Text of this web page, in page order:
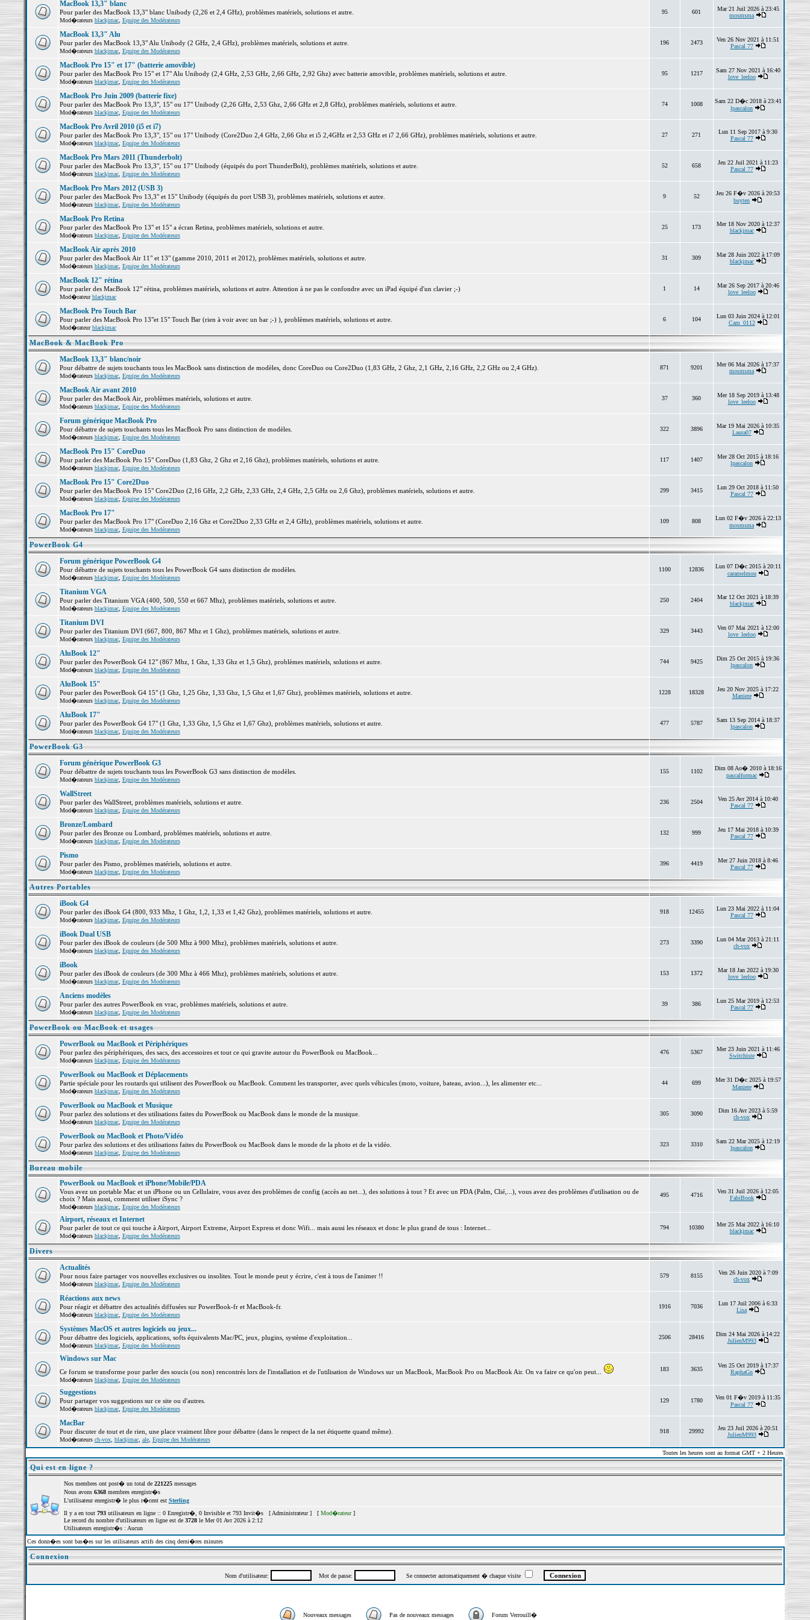
MacBook 13,3" blanc
Pour parler des MacBook 13,3" blanc Unibody (2,26 et 2,4 GHz), problèmes matériels, solutions et autre.
Mod�rateurs blackjmac, Equipe des Modérateurs
95 601
Mar 21 Juil 2026 à 23:45
mosmsma
MacBook 13,3" Alu
Pour parler des MacBook 13,3" Alu Unibody (2 GHz, 2,4 GHz), problèmes matériels, solutions et autre.
Mod�rateurs blackjmac, Equipe des Modérateurs
196 2473
Ven 26 Nov 2021 à 11:51
Pascal 77
MacBook Pro 15" et 17" (batterie amovible)
Pour parler des MacBook Pro 15" et 17" Alu Unibody (2,4 GHz, 2,53 GHz, 2,66 GHz, 2,92 Ghz) avec batterie amovible, problèmes matériels, solutions et autre.
Mod�rateurs blackjmac, Equipe des Modérateurs
95 1217
Sam 27 Nov 2021 à 16:40
love_leeloo
MacBook Pro Juin 2009 (batterie fixe)
Pour parler des MacBook Pro 13,3", 15" ou 17" Unibody (2,26 GHz, 2,53 Ghz, 2,66 GHz et 2,8 GHz), problèmes matériels, solutions et autre.
Mod�rateurs blackjmac, Equipe des Modérateurs
74 1008
Sam 22 D�c 2018 à 23:41
lpascalon
MacBook Pro Avril 2010 (i5 et i7)
Pour parler des MacBook Pro 13,3", 15" ou 17" Unibody (Core2Duo 2,4 GHz, 2,66 Ghz et i5 2,4GHz et 2,53 GHz et i7 2,66 GHz), problèmes matériels, solutions et autre.
Mod�rateurs blackjmac, Equipe des Modérateurs
27 271
Lun 11 Sep 2017 à 9:30
Pascal 77
MacBook Pro Mars 2011 (Thunderbolt)
Pour parler des MacBook Pro 13,3", 15" ou 17" Unibody (équipés du port ThunderBolt), problèmes matériels, solutions et autre.
Mod�rateurs blackjmac, Equipe des Modérateurs
52 658
Jeu 22 Juil 2021 à 11:23
Pascal 77
MacBook Pro Mars 2012 (USB 3)
Pour parler des MacBook Pro 13,3" et 15" Unibody (équipés du port USB 3), problèmes matériels, solutions et autre.
Mod�rateurs blackjmac, Equipe des Modérateurs
9 52
Jeu 26 F�v 2026 à 20:53
buyten
MacBook Pro Retina
Pour parler des MacBook Pro 13" et 15" a écran Retina, problèmes matériels, solutions et autre.
Mod�rateurs blackjmac, Equipe des Modérateurs
25 173
Mer 18 Nov 2020 à 12:37
blackjmac
MacBook Air après 2010
Pour parler des MacBook Air 11" et 13" (gamme 2010, 2011 et 2012), problèmes matériels, solutions et autre.
Mod�rateurs blackjmac, Equipe des Modérateurs
31 309
Mar 28 Juin 2022 à 17:09
blackjmac
MacBook 12" rétina
Pour parler des MacBook 12" rétina, problèmes matériels, solutions et autre. Attention à ne pas le confondre avec un iPad équipé d'un clavier ;-)
Mod�rateurblackjmac
1 14
Mar 26 Sep 2017 à 20:46
love_leeloo
MacBook Pro Touch Bar
Pour parler des MacBook Pro 13"et 15" Touch Bar (rien à voir avec un bar ;-) ), problèmes matériels, solutions et autre.
Mod�rateurblackjmac
6 104
Lun 03 Juin 2024 à 12:01
Cam_0112
MacBook & MacBook Pro
MacBook 13,3" blanc/noir
Pour débattre de sujets touchants tous les MacBook sans distinction de modèles, donc CoreDuo ou Core2Duo (1,83 GHz, 2 Ghz, 2,1 GHz, 2,16 GHz, 2,2 GHz ou 2,4 GHz).
Mod�rateurs blackjmac, Equipe des Modérateurs
871 9201
Mer 06 Mai 2026 à 17:37
mosmsma
MacBook Air avant 2010
Pour parler des MacBook Air, problèmes matériels, solutions et autre.
Mod�rateurs blackjmac, Equipe des Modérateurs
37 360
Mer 18 Sep 2019 à 13:48
love_leeloo
Forum générique MacBook Pro
Pour débattre de sujets touchants tous les MacBook Pro sans distinction de modèles.
Mod�rateurs blackjmac, Equipe des Modérateurs
322 3896
Mar 19 Mai 2026 à 10:35
Laura07
MacBook Pro 15" CoreDuo
Pour parler des MacBook Pro 15" CoreDuo (1,83 Ghz, 2 Ghz et 2,16 Ghz), problèmes matériels, solutions et autre.
Mod�rateurs blackjmac, Equipe des Modérateurs
117 1407
Mer 28 Oct 2015 à 18:16
lpascalon
MacBook Pro 15" Core2Duo
Pour parler des MacBook Pro 15" Core2Duo (2,16 GHz, 2,2 GHz, 2,33 GHz, 2,4 GHz, 2,5 GHz ou 2,6 Ghz), problèmes matériels, solutions et autre.
Mod�rateurs blackjmac, Equipe des Modérateurs
299 3415
Lun 29 Oct 2018 à 11:50
Pascal 77
MacBook Pro 17"
Pour parler des MacBook Pro 17" (CoreDuo 2,16 Ghz et Core2Duo 2,33 GHz et 2,4 GHz), problèmes matériels, solutions et autre.
Mod�rateurs blackjmac, Equipe des Modérateurs
109 808
Lun 02 F�v 2026 à 22:13
mosmsma
PowerBook G4
Forum générique PowerBook G4
Pour débattre de sujets touchants tous les PowerBook G4 sans distinction de modèles.
Mod�rateurs blackjmac, Equipe des Modérateurs
1100 12836
Lun 07 D�c 2015 à 20:11
caramelmou
Titanium VGA
Pour parler des Titanium VGA (400, 500, 550 et 667 Mhz), problèmes matériels, solutions et autre.
Mod�rateurs blackjmac, Equipe des Modérateurs
250 2404
Mar 12 Oct 2021 à 18:39
blackjmac
Titanium DVI
Pour parler des Titanium DVI (667, 800, 867 Mhz et 1 Ghz), problèmes matériels, solutions et autre.
Mod�rateurs blackjmac, Equipe des Modérateurs
329 3443
Ven 07 Mai 2021 à 12:00
love_leeloo
AluBook 12"
Pour parler des PowerBook G4 12" (867 Mhz, 1 Ghz, 1,33 Ghz et 1,5 Ghz), problèmes matériels, solutions et autre.
Mod�rateurs blackjmac, Equipe des Modérateurs
744 9425
Dim 25 Oct 2015 à 19:36
lpascalon
AluBook 15"
Pour parler des PowerBook G4 15" (1 Ghz, 1,25 Ghz, 1,33 Ghz, 1,5 Ghz et 1,67 Ghz), problèmes matériels, solutions et autre.
Mod�rateurs blackjmac, Equipe des Modérateurs
1228 18328
Jeu 20 Nov 2025 à 17:22
Maniere
AluBook 17"
Pour parler des PowerBook G4 17" (1 Ghz, 1,33 Ghz, 1,5 Ghz et 1,67 Ghz), problèmes matériels, solutions et autre.
Mod�rateurs blackjmac, Equipe des Modérateurs
477 5787
Sam 13 Sep 2014 à 18:37
lpascalon
PowerBook G3
Forum générique PowerBook G3
Pour débattre de sujets touchants tous les PowerBook G3 sans distinction de modèles.
Mod�rateurs blackjmac, Equipe des Modérateurs
155 1102
Dim 08 Ao� 2010 à 18:16
pascalformac
WallStreet
Pour parler des WallStreet, problèmes matériels, solutions et autre.
Mod�rateurs blackjmac, Equipe des Modérateurs
236 2504
Ven 25 Avr 2014 à 10:40
Pascal 77
Bronze/Lombard
Pour parler des Bronze ou Lombard, problèmes matériels, solutions et autre.
Mod�rateurs blackjmac, Equipe des Modérateurs
132 999
Jeu 17 Mai 2018 à 10:39
Pascal 77
Pismo
Pour parler des Pismo, problèmes matériels, solutions et autre.
Mod�rateurs blackjmac, Equipe des Modérateurs
396 4419
Mer 27 Juin 2018 à 8:46
Pascal 77
Autres Portables
iBook G4
Pour parler des iBook G4 (800, 933 Mhz, 1 Ghz, 1,2, 1,33 et 1,42 Ghz), problèmes matériels, solutions et autre.
Mod�rateurs blackjmac, Equipe des Modérateurs
918 12455
Lun 23 Mai 2022 à 11:04
Pascal 77
iBook Dual USB
Pour parler des iBook de couleurs (de 500 Mhz à 900 Mhz), problèmes matériels, solutions et autre.
Mod�rateurs blackjmac, Equipe des Modérateurs
273 3390
Lun 04 Mar 2013 à 21:11
ch-vox
iBook
Pour parler des iBook de couleurs (de 300 Mhz à 466 Mhz), problèmes matériels, solutions et autre.
Mod�rateurs blackjmac, Equipe des Modérateurs
153 1372
Mar 18 Jan 2022 à 19:30
love_leeloo
Anciens modèles
Pour parler des autres PowerBook en vrac, problèmes matériels, solutions et autre.
Mod�rateurs blackjmac, Equipe des Modérateurs
39 386
Lun 25 Mar 2019 à 12:53
Pascal 77
PowerBook ou MacBook et usages
PowerBook ou MacBook et Périphériques
Pour parlez des périphériques, des sacs, des accessoires et tout ce qui gravite autour du PowerBook ou MacBook...
Mod�rateurs blackjmac, Equipe des Modérateurs
476 5367
Mer 23 Juin 2021 à 11:46
Switchiste
PowerBook ou MacBook et Déplacements
Partie spéciale pour les routards qui utilisent des PowerBook ou MacBook. Comment les transporter, avec quels véhicules (moto, voiture, bateau, avion...), les alimenter etc...
Mod�rateurs blackjmac, Equipe des Modérateurs
44 699
Mer 31 D�c 2025 à 19:57
Maniere
PowerBook ou MacBook et Musique
Pour parlez des solutions et des utilisations faites du PowerBook ou MacBook dans le monde de la musique.
Mod�rateurs blackjmac, Equipe des Modérateurs
305 3090
Dim 16 Avr 2023 à 5:59
ch-vox
PowerBook ou MacBook et Photo/Vidéo
Pour parlez des solutions et des utilisations faites du PowerBook ou MacBook dans le monde de la photo et de la vidéo.
Mod�rateurs blackjmac, Equipe des Modérateurs
323 3310
Sam 22 Mar 2025 à 12:19
lpascalon
Bureau mobile
PowerBook ou MacBook et iPhone/Mobile/PDA
Vous avez un portable Mac et un iPhone ou un Cellulaire, vous avez des problèmes de config (accès au net...), des solutions à tout ? Et avec un PDA (Palm, Clié,...), vous avez des problèmes d'utilisation ou de
choix ? Mais aussi, comment utiliser iSync ?
Mod�rateurs blackjmac, Equipe des Modérateurs
495 4716
Ven 31 Juil 2026 à 12:05
FabiBook
Airport, réseaux et Internet
Pour parler de tout ce qui touche à Airport, Airport Extreme, Airport Express et donc Wifi... mais aussi les réseaux et donc le plus grand de tous : Internet...
Mod�rateurs blackjmac, Equipe des Modérateurs
794 10380
Mer 25 Mai 2022 à 16:10
blackjmac
Divers
Actualités
Pour nous faire partager vos nouvelles exclusives ou insolites. Tout le monde peut y écrire, c'est à tous de l'animer !!
Mod�rateurs blackjmac, Equipe des Modérateurs
579 8155
Ven 26 Juin 2020 à 7:09
ch-vox
Réactions aux news
Pour réagir et débattre des actualités diffusées sur PowerBook-fr et MacBook-fr.
Mod�rateurs blackjmac, Equipe des Modérateurs
1916 7036
Lun 17 Juil 2006 à 6:33
Lisa
Systèmes MacOS et autres logiciels ou jeux...
Pour débattre des logiciels, applications, softs équivalents Mac/PC, jeux, plugins, système d'exploitation...
Mod�rateurs blackjmac, Equipe des Modérateurs
2506 28416
Dim 24 Mai 2026 à 14:22
JulienM993
Windows sur Mac
Ce forum se transforme pour parler des soucis (ou non) rencontrés lors de l'installation et de l'utilisation de Windows sur un MacBook, MacBook Pro ou MacBook Air. On va faire ce qu'on peut...
Mod�rateurs blackjmac, Equipe des Modérateurs
183 3635
Ven 25 Oct 2019 à 17:37
RaphaGn
Suggestions
Pour partager vos suggestions sur ce site ou d'autres.
Mod�rateurs blackjmac, Equipe des Modérateurs
129 1780
Ven 01 F�v 2019 à 11:35
Pascal 77
MacBar
Pour discuter de tout et de rien, une place vraiment libre pour débattre (dans le respect de la net étiquette quand même).
Mod�rateurs ch-vox, blackjmac, ale, Equipe des Modérateurs
918 29992
Jeu 23 Juil 2026 à 20:51
JulienM993
Toutes les heures sont au format GMT + 2 Heures
Qui est en ligne ?
Nos membres ont post� un total de 221225messages
Nous avons 6368membres enregistr�s
L'utilisateur enregistr� le plus r�cent est Sterling
Il y a en tout 793utilisateurs en ligne :: 0 Enregistr�, 0 Invisible et 793 Invit�s [ Administrateur] [ Mod�rateur]
Le record du nombre d'utilisateurs en ligne est de 3728le Mer 01 Avr 2026 à 2:12
Utilisateurs enregistr�s : Aucun
Ces donn�es sont bas�es sur les utilisateurs actifs des cinq derni�res minutes
Connexion
Nom d'utilisateur: Mot de passe: Se connecter automatiquement � chaque visite
Nouveaux messages Pas de nouveaux messages Forum Verrouill�